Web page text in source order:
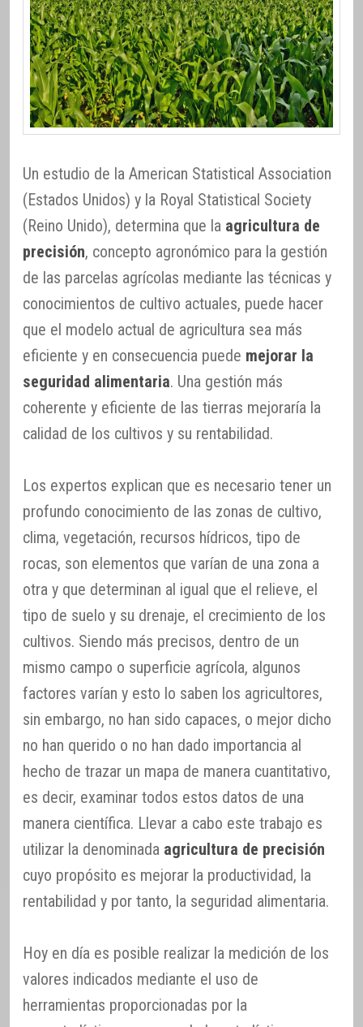
Un estudio de la American Statistical Association
(Estados Unidos) y la Royal Statistical Society
(Reino Unido), determina que la agricultura de
precisión, concepto agronómico para la gestión
de las parcelas agrícolas mediante las técnicas y
conocimientos de cultivo actuales, puede hacer
que el modelo actual de agricultura sea más
eficiente y en consecuencia puede mejorar la
seguridad alimentaria. Una gestión más
coherente y eficiente de las tierras mejoraría la
calidad de los cultivos y su rentabilidad.
Los expertos explican que es necesario tener un
profundo conocimiento de las zonas de cultivo,
clima, vegetación, recursos hídricos, tipo de
rocas, son elementos que varían de una zona a
otra y que determinan al igual que el relieve, el
tipo de suelo y su drenaje, el crecimiento de los
cultivos. Siendo más precisos, dentro de un
mismo campo o superficie agrícola, algunos
factores varían y esto lo saben los agricultores,
sin embargo, no han sido capaces, o mejor dicho
no han querido o no han dado importancia al
hecho de trazar un mapa de manera cuantitativo,
es decir, examinar todos estos datos de una
manera científica. Llevar a cabo este trabajo es
utilizar la denominada agricultura de precisión
cuyo propósito es mejorar la productividad, la
rentabilidad y por tanto, la seguridad alimentaria.
Hoy en día es posible realizar la medición de los
valores indicados mediante el uso de
herramientas proporcionadas por la